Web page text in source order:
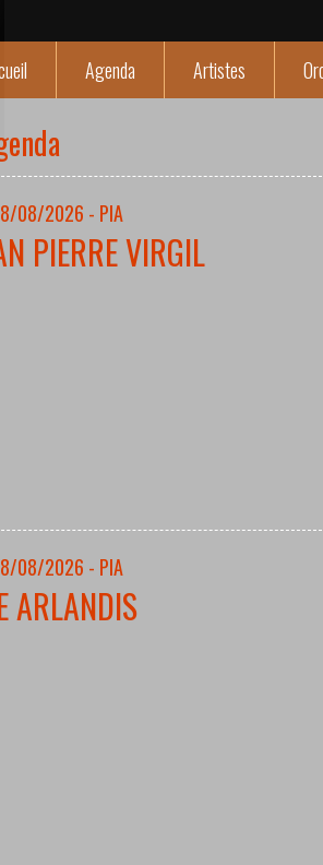
Agenda Artistes
08/2026 - PIA
PIERRE VIRGIL
08/2026 - PIA
ARLANDIS